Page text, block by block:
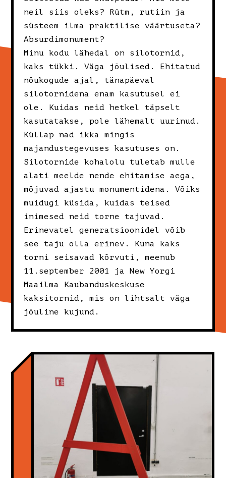
neil siis oleks? Rütm, rutiin ja
süsteem ilma praktilise väärtuseta?
Absurdimonument?
Minu kodu lähedal on silotornid,
kaks tükki. Väga jõulised. Ehitatud
nõukogude ajal, tänapäeval
silotornidena enam kasutusel ei
ole. Kuidas neid hetkel täpselt
kasutatakse, pole lähemalt uurinud.
Küllap nad ikka mingis
majandustegevuses kasutuses on.
Silotornide kohalolu tuletab mulle
alati meelde nende ehitamise aega,
mõjuvad ajastu monumentidena. Võiks
muidugi küsida, kuidas teised
inimesed neid torne tajuvad.
Erinevatel generatsioonidel võib
see taju olla erinev. Kuna kaks
torni seisavad kõrvuti, meenub
11.september 2001 ja New Yorgi
Maailma Kaubanduskeskuse
kaksitornid, mis on lihtsalt väga
jõuline kujund.